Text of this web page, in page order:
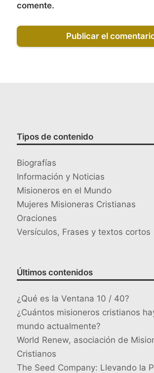
comente.
Tipos de contenido
Biografías
Información y Noticias
Misioneros en el Mundo
Mujeres Misioneras Cristianas
Oraciones
Versículos, Frases y textos cortos
Últimos contenidos
¿Qué es la Ventana 10 / 40?
¿Cuántos misioneros cristianos
mundo actualmente?
World Renew, asociación de
Cristianos
The Seed Company: Llevando la